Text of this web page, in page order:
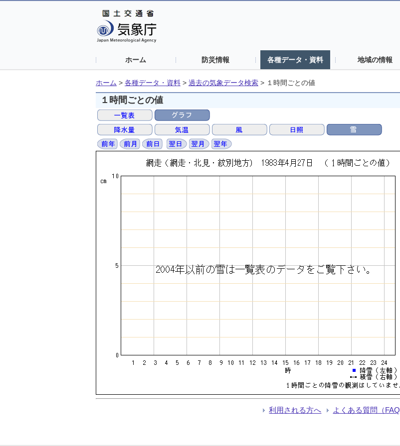
ホーム 防災情報 各種データ・資料 地域の情報
ホーム > 各種データ・資料 > 過去の気象データ検索 > １時間ごとの値
１時間ごとの値
利用される方へ よくある質問（FAQ